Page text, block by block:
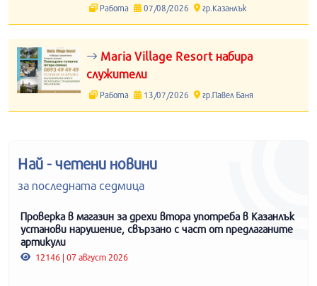
Работа 07/08/2026 гр.Казанлък
Maria Village Resort набира
служители
Работа 13/07/2026 гр.Павел Баня
Най - четени новини
за последната седмица
Проверка в магазин за дрехи втора употреба в Казанлък
установи нарушение, свързано с част от предлаганите
артикули
12146 | 07 август 2026